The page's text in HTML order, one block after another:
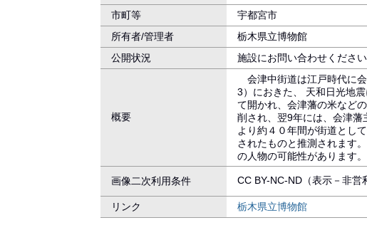
市町等
宇都宮市
所有者/管理者
栃木県立博物館
公開状況
施設にお問い合わせください
概要
会津中街道は江戸時代に
3）におきた、 天和日光地
て開かれ、会津藩の米など
削され、翌9年には、会津
より約４０年間が街道とし
されたものと推測されます
の人物の可能性があります。
画像二次利用条件 CC BY-NC-ND（表示－非営
リンク 栃木県立博物館